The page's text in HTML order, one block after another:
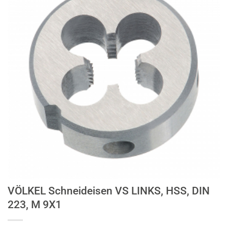
VÖLKEL Schneideisen VS LINKS, HSS, DIN
223, M 9X1